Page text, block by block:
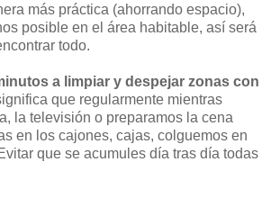
más práctica (ahorrando espacio),
posible en el área habitable, así será
todo.
a limpiar y despejar zonas con
que regularmente mientras
la televisión o preparamos la cena
en los cajones, cajas, colguemos en
que se acumules día tras día todas